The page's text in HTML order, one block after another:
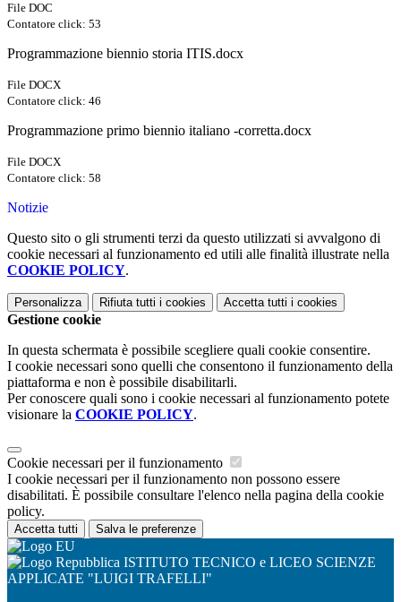
File DOC
Contatore click: 53
Programmazione biennio storia ITIS.docx
File DOCX
Contatore click: 46
Programmazione primo biennio italiano -corretta.docx
File DOCX
Contatore click: 58
Notizie
Questo sito o gli strumenti terzi da questo utilizzati si avvalgono di
cookie necessari al funzionamento ed utili alle finalità illustrate nella
COOKIE POLICY.
Personalizza Rifiuta tutti i cookies Accetta tutti i cookies
Gestione cookie
In questa schermata è possibile scegliere quali cookie consentire.
I cookie necessari sono quelli che consentono il funzionamento della
piattaforma e non è possibile disabilitarli.
Per conoscere quali sono i cookie necessari al funzionamento potete
visionare la COOKIE POLICY.
Cookie necessari per il funzionamento
I cookie necessari per il funzionamento non possono essere
disabilitati. È possibile consultare l'elenco nella pagina della cookie
policy.
Accetta tutti Salva le preferenze
ISTITUTO TECNICO e LICEO SCIENZE
APPLICATE "LUIGI TRAFELLI"